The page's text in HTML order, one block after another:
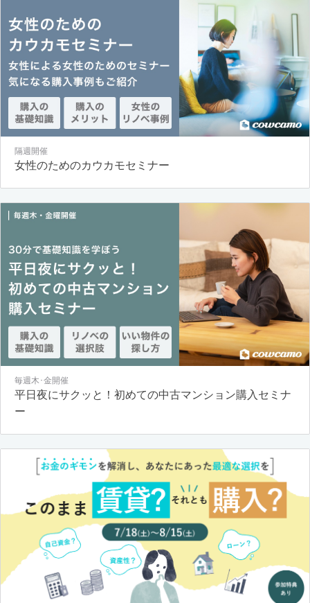
隔週開催
女性のためのカウカモセミナー
毎週木･金開催
平日夜にサクッと！初めての中古マンション購入セミナ
ー